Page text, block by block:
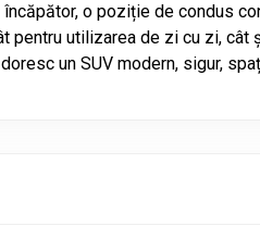
încăpător, o poziție de condus
pentru utilizarea de zi cu zi, cât
un SUV modern, sigur,